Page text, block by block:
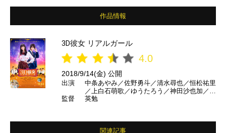
作品情報
3D彼女 リアルガール
4.0
2018/9/14(金) 公開
出演
中条あやみ／佐野勇斗／清水尋也／恒松祐里
／上白石萌歌／ゆうたろう／神田沙也加／竹
内力／濱田マリ／三浦貴大／荒木飛羽 ほか
監督 英勉
関連記事